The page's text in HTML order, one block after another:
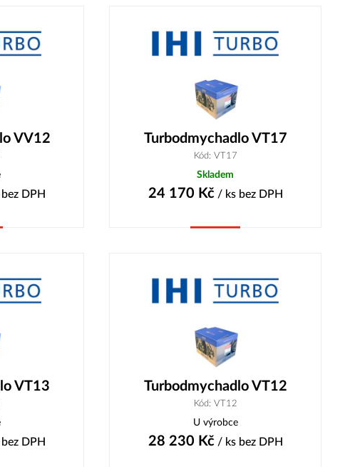
VV12
bez DPH
Turbodmychadlo VT17
Kód: VT17
Skladem
24 170 Kč/ ks bez DPH
VT13
bez DPH
Turbodmychadlo VT12
Kód: VT12
U výrobce
28 230 Kč/ ks bez DPH